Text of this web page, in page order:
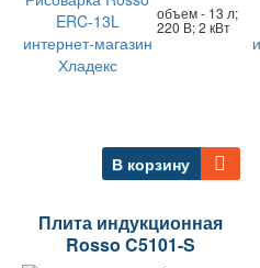
объем - 13 л;
220 В; 2 кВт
В корзину
Плита индукционная
Rosso C5101-S